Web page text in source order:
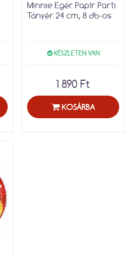
Minnie Egér Papír Parti
Tányér 24 cm, 8 db-os
KÉSZLETEN VAN
1 890 Ft
KOSÁRBA